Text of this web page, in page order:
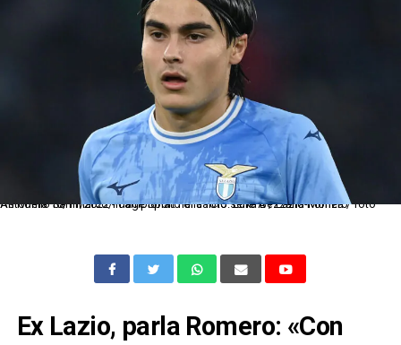
As Roma 10/11/2022 - campionato di calcio serie A / Lazio-Monza / foto Antonello Sammarco/Image Sport nella foto: Luka Bezzana Romero
Ex Lazio, parla Romero: «Con